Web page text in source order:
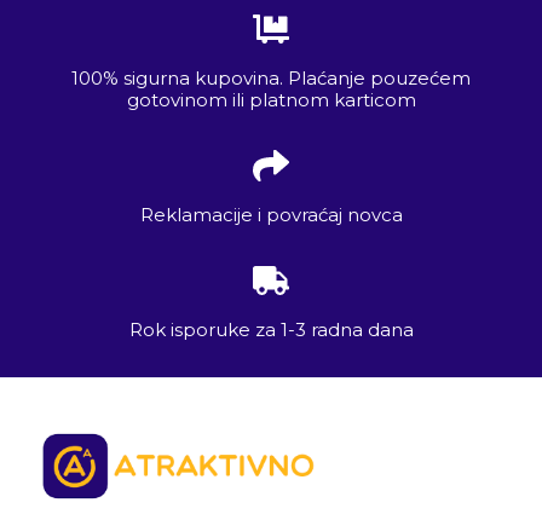
100% sigurna kupovina. Plaćanje pouzećem
gotovinom ili platnom karticom
Reklamacije i povraćaj novca
Rok isporuke za 1-3 radna dana